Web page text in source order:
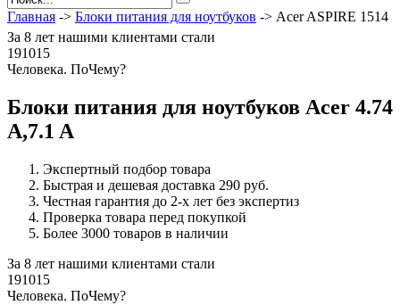
Главная -> Блоки питания для ноутбуков -> Acer ASPIRE 1514
За 8 лет нашими клиентами стали
191015
Человека. ПоЧему?
Блоки питания для ноутбуков Acer 4.74
A,7.1 A
Экспертный подбор товара
Быстрая и дешевая доставка 290 руб.
Честная гарантия до 2-х лет без экспертиз
Проверка товара перед покупкой
Более 3000 товаров в наличии
За 8 лет нашими клиентами стали
191015
Человека. ПоЧему?